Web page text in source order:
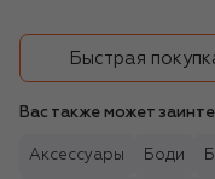
Быстрая
Вас также может
Аксессуары Боди